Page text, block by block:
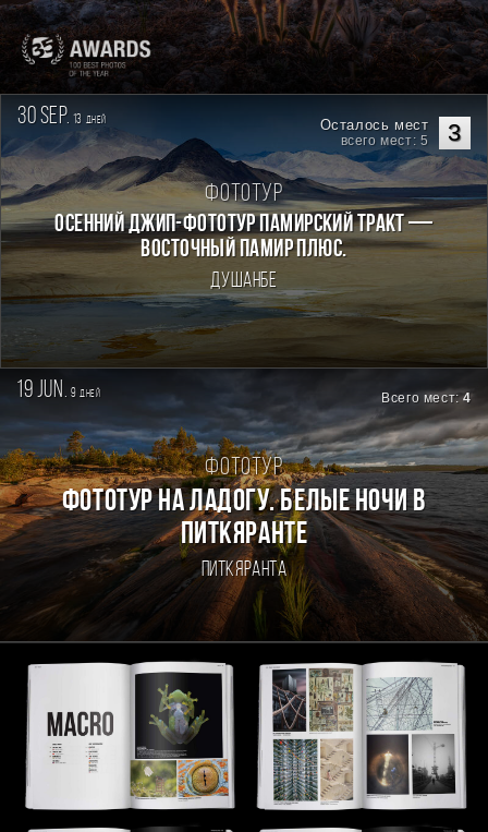
30 sep. 13 дней 3
Осталось мест
всего мест: 5
Фототур
Осенний джип-фототур Памирский Тракт —
Восточный Памир плюс.
Душанбе
19 jun. 9дней Всего мест:4
Фототур
Фототур на Ладогу. Белые ночи в
Питкяранте
Питкяранта